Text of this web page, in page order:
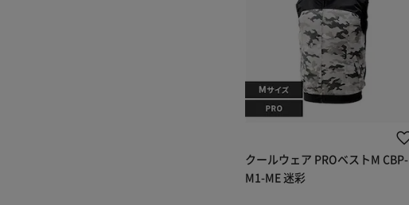
クールウェア PROベストM CBP-
M1-ME 迷彩